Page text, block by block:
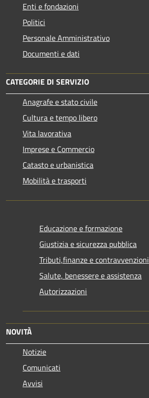
Enti e fondazioni
Politici
Personale Amministrativo
Documenti e dati
CATEGORIE DI SERVIZIO
Anagrafe e stato civile
Cultura e tempo libero
Vita lavorativa
Imprese e Commercio
Catasto e urbanistica
Mobilità e trasporti
Educazione e formazione
Giustizia e sicurezza pubblica
Tributi,finanze e contravvenzioni
Salute, benessere e assistenza
Autorizzazioni
NOVITÀ
Notizie
Comunicati
Avvisi